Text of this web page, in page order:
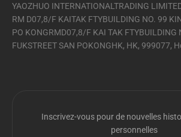
YAOZHUO INTERNATIONALTRADING
RM D07,8/F KAITAK FTYBUILDING NO. 99
PO KONGRMD07,8/F KAI TAK FTYBUILDING
FUKSTREET SAN POKONGHK, HK, 999077,
Inscrivez-vous pour de nouvelles
personnelles